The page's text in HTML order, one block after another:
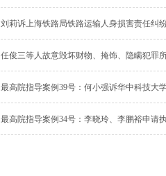
刘莉诉上海铁路局铁路运输人身损害责任纠
任俊三等人故意毁坏财物、掩饰、隐瞒犯罪
最高院指导案例39号：何小强诉华中科技大
最高院指导案例34号：李晓玲、李鹏裕申请